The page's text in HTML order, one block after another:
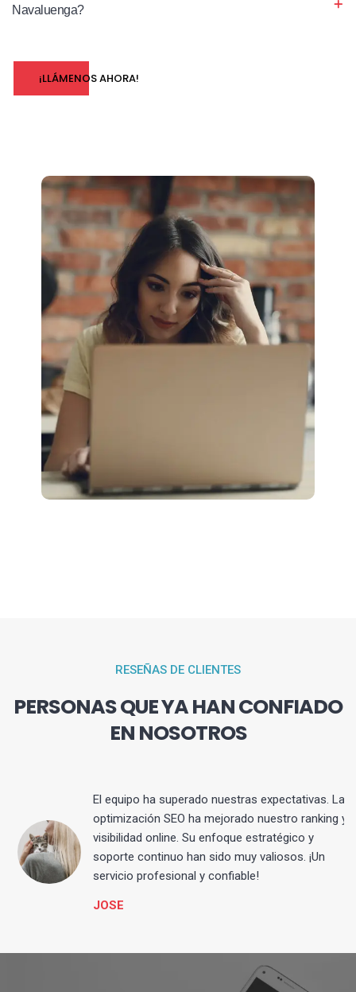
Navaluenga?
¡LLÁMENOS AHORA!
RESEÑAS DE CLIENTES
PERSONAS QUE YA HAN CONFIADO
EN NOSOTROS
El equipo ha superado nuestras expectativas. La
optimización SEO ha mejorado nuestro ranking y
visibilidad online. Su enfoque estratégico y
soporte continuo han sido muy valiosos. ¡Un
servicio profesional y confiable!
JOSE